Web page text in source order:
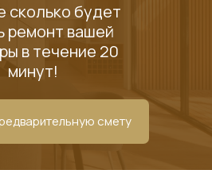
сколько будет
ремонт вашей
в течение 20
минут!
смету